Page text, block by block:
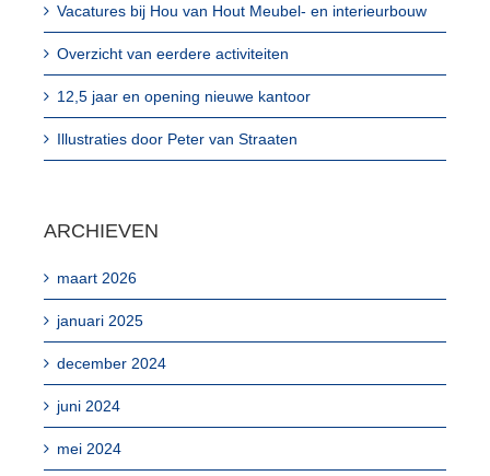
Vacatures bij Hou van Hout Meubel- en interieurbouw
Overzicht van eerdere activiteiten
12,5 jaar en opening nieuwe kantoor
Illustraties door Peter van Straaten
ARCHIEVEN
maart 2026
januari 2025
december 2024
juni 2024
mei 2024